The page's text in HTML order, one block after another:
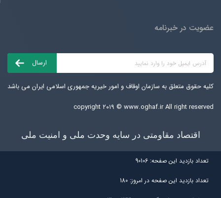
عضویت در خبرنامه
کلیه حقوق متعلق به سازمان اوقاف و امور خیریه جمهوری اسلامی ایران می باشد
copyright ۲۰۱۹ © www.oghaf.irAll right reserved
اقتصاد مقاومتی در سایه وحدت ملی و امنیت ملی
تعداد بازديد اين صفحه: 90106
تعداد بازديد اين صفحه در امروز: 180